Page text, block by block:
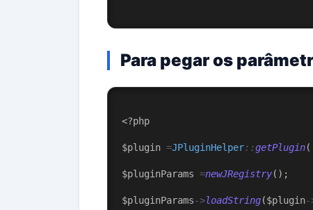
Para pegar os
<?php
$plugin =JPluginHelper::getPlugin(
$pluginParams =newJRegistry();
$pluginParams->loadString($plugin-